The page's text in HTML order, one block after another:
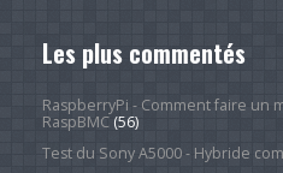
Les plus commentés
RaspberryPi - Comment faire un
RaspBMC(56)
Test du Sony A5000 - Hybride